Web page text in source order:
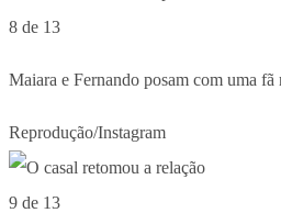
8 de 13
Maiara e Fernando posam com uma
Reprodução/Instagram
9 de 13